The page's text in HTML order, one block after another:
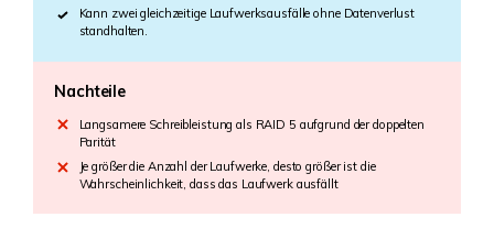
Kann zwei gleichzeitige Laufwerksausfälle ohne Datenverlust
standhalten.
Nachteile
Langsamere Schreibleistung als RAID 5 aufgrund der doppelten
Parität
Je größer die Anzahl der Laufwerke, desto größer ist die
Wahrscheinlichkeit, dass das Laufwerk ausfällt